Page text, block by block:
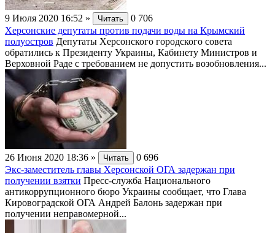
9 Июля 2020 16:52 » Читать 0 706
Херсонские депутаты против подачи воды на Крымский
полуостров Депутаты Херсонского городского совета
обратились к Президенту Украины, Кабинету Министров и
Верховной Раде с требованием не допустить возобновления...
26 Июня 2020 18:36 » Читать 0 696
Экс-заместитель главы Херсонской ОГА задержан при
получении взятки Пресс-служба Национального
антикоррупционного бюро Украины сообщает, что Глава
Кировоградской ОГА Андрей Балонь задержан при
получении неправомерной...